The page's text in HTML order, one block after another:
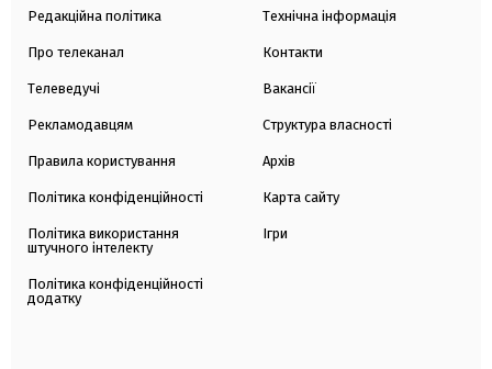
Редакційна політика
Про телеканал
Телеведучі
Рекламодавцям
Правила користування
Політика конфіденційності
Політика використання
штучного інтелекту
Політика конфіденційності
додатку
Технічна інформація
Контакти
Вакансії
Структура власності
Архів
Карта сайту
Ігри